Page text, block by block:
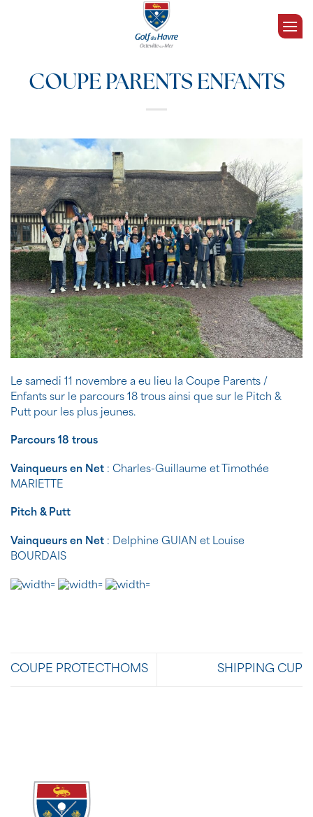
COUPE PARENTS ENFANTS
Le samedi 11 novembre a eu lieu la Coupe Parents /
Enfants sur le parcours 18 trous ainsi que sur le Pitch &
Putt pour les plus jeunes.
Parcours 18 trous
Vainqueurs en Net : Charles-Guillaume et Timothée
MARIETTE
Pitch & Putt
Vainqueurs en Net : Delphine GUIAN et Louise
BOURDAIS
COUPE PROTECTHOMS SHIPPING CUP